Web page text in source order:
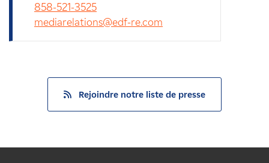
858-521-3525
mediarelations@edf-re.com
Rejoindre notre liste de presse